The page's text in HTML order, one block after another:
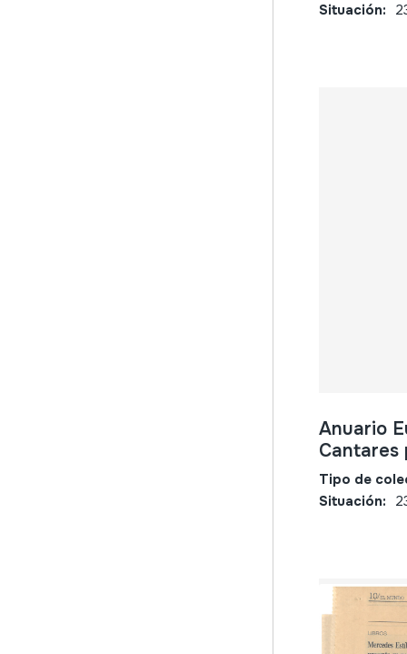
Situación:
Anuario
Cantares
Tipo de
Situación: